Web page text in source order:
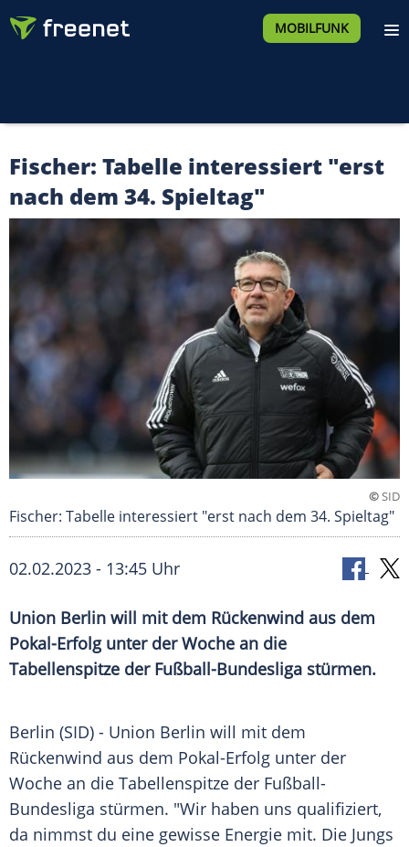
MOBILFUNK
Fischer: Tabelle interessiert "erst
nach dem 34. Spieltag"
©SID
Fischer: Tabelle interessiert "erst nach dem 34. Spieltag"
02.02.2023 - 13:45 Uhr
Union Berlin will mit dem Rückenwind aus dem
Pokal-Erfolg unter der Woche an die
Tabellenspitze der Fußball-Bundesliga stürmen.
Berlin (SID) - Union Berlin will mit dem
Rückenwind aus dem Pokal-Erfolg unter der
Woche an die Tabellenspitze der Fußball-
Bundesliga stürmen. "Wir haben uns qualifiziert,
da nimmst du eine gewisse Energie mit. Die Jungs